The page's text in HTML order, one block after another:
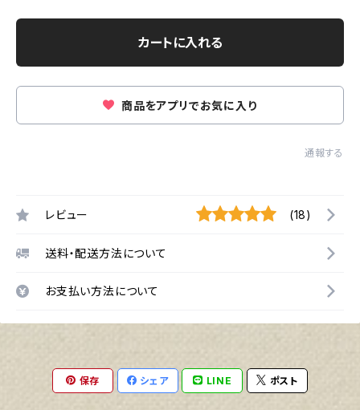
カートに入れる
商品をアプリでお気に入り
通報する
レビュー (18)
送料・配送方法について
お支払い方法について
保存 シェア LINE ポスト